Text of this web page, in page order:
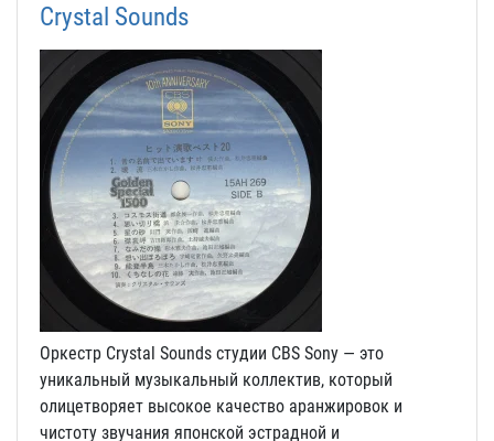
Crystal Sounds
Оркестр Crystal Sounds студии CBS Sony — это
уникальный музыкальный коллектив, который
олицетворяет высокое качество аранжировок и
чистоту звучания японской эстрадной и